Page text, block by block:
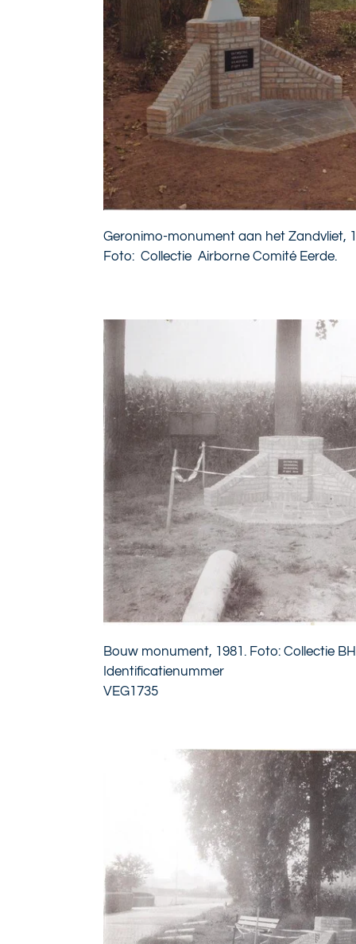
Geronimo-monument aan het Zandvliet,
Foto: Collectie Airborne Comité Eerde.
Bouw monument, 1981. Foto: Collectie
Identificatienummer
VEG1735